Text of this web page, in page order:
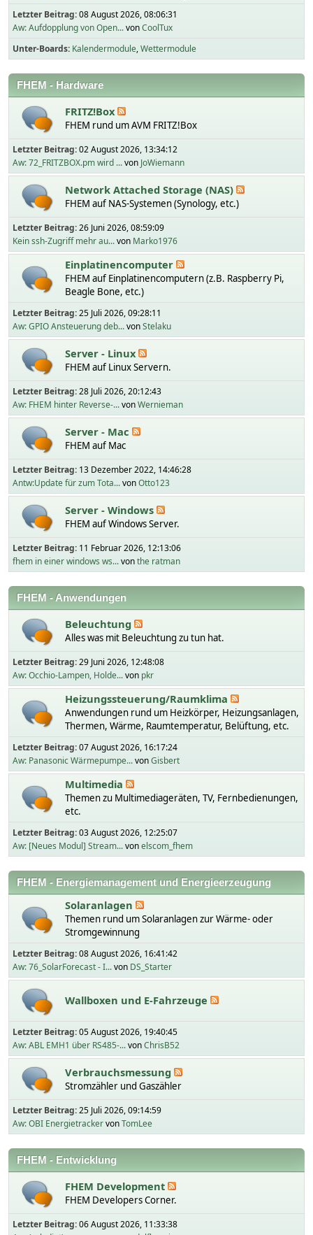
Letzter Beitrag:08 August 2026, 08:06:31
Aw: Aufdopplung von Open...vonCoolTux
Unter-Boards Kalendermodule Wettermodule
FHEM - Hardware
FRITZ!Box
FHEM rund um AVM FRITZ!Box
Letzter Beitrag:02 August 2026, 13:34:12
Aw: 72_FRITZBOX.pm wird ...von JoWiemann
Network Attached Storage (NAS)
FHEM auf NAS-Systemen (Synology, etc.)
Letzter Beitrag:26 Juni 2026, 08:59:09
Kein ssh-Zugriff mehr au...von Marko1976
Einplatinencomputer
FHEM auf Einplatinencomputern (z.B. Raspberry Pi,
Beagle Bone, etc.)
Letzter Beitrag:25 Juli 2026, 09:28:11
Aw: GPIO Ansteuerung deb...vonStelaku
Server - Linux
FHEM auf Linux Servern.
Letzter Beitrag:28 Juli 2026, 20:12:43
Aw: FHEM hinter Reverse-...vonWernieman
Server - Mac
FHEM auf Mac
Letzter Beitrag: 13 Dezember 2022, 14:46:28
Antw:Update für zum Tota...vonOtto123
Server - Windows
FHEM auf Windows Server.
Letzter Beitrag: 11 Februar 2026, 12:13:06
fhem in einer windows ws...vonthe ratman
FHEM - Anwendungen
Beleuchtung
Alles was mit Beleuchtung zu tun hat.
Letzter Beitrag:29 Juni 2026, 12:48:08
Aw: Occhio-Lampen, Holde...von pkr
Heizungssteuerung/Raumklima
Anwendungen rund um Heizkörper, Heizungsanlagen,
Thermen, Wärme, Raumtemperatur, Belüftung, etc.
Letzter Beitrag:07 August 2026, 16:17:24
Aw: Panasonic Wärmepumpe...vonGisbert
Multimedia
Themen zu Multimediageräten, TV, Fernbedienungen,
etc.
Letzter Beitrag:03 August 2026, 12:25:07
Aw: [Neues Modul] Stream...vonelscom_fhem
FHEM - Energiemanagement und Energieerzeugung
Solaranlagen
Themen rund um Solaranlagen zur Wärme- oder
Stromgewinnung
Letzter Beitrag:08 August 2026, 16:41:42
Aw: 76_SolarForecast - I...von DS_Starter
Wallboxen und E-Fahrzeuge
Letzter Beitrag:05 August 2026, 19:40:45
Aw: ABL EMH1 über RS485-...vonChrisB52
Verbrauchsmessung
Stromzähler und Gaszähler
Letzter Beitrag:25 Juli 2026, 09:14:59
Aw: OBI EnergietrackervonTomLee
FHEM - Entwicklung
FHEM Development
FHEM Developers Corner.
Letzter Beitrag:06 August 2026, 11:33:38